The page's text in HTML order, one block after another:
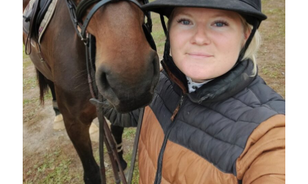
Resor(111)
Tävling(159)
Träningar
(63)
Utrustning
Senaste kommentarerna
Ellen omVINST!!!
CamillaomVINST!!!
EllenomJOSEF